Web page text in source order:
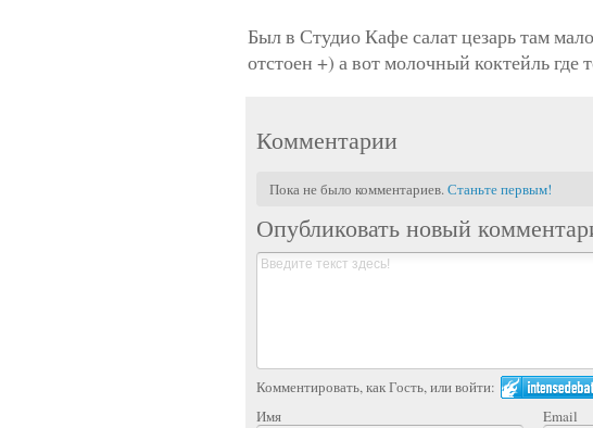
Был в Студио Кафе салат цезарь там
отстоен +) а вот молочный коктейль где
Комментарии
Пока не было комментариев.Станьте первым!
Опубликовать новый
Комментировать, как Гость, или войти:
Имя
Email